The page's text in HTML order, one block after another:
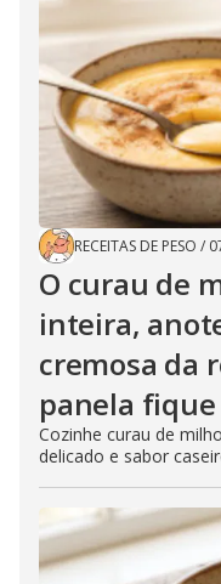
RECEITAS DE PESO /
O curau de
inteira,
cremosa da
panela fique
Cozinhe curau de
delicado e sabor